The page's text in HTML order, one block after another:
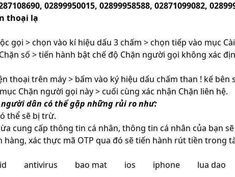
02899950015, 02899958588, 02871099082,
thoại lạ
gọi > chọn vào kí hiệu dấu 3 chấm > chọn tiếp vào mục
số > tiến hành bật chế độ Chặn người gọi không xác
thoại trên máy > bấm vào ký hiệu dấu chấm than ! kế
Chặn người gọi này > cuối cùng xác nhận Chặn liên hệ.
dân có thể gặp những rủi ro như:
thể sẽ bị trừ.
cung cấp thông tin cá nhân, thông tin cá nhân của bạn
hàng, xác thực mã OTP qua đó sẽ tiến hành rút tiền trong
antivirus bao mat ios iphone lua dao